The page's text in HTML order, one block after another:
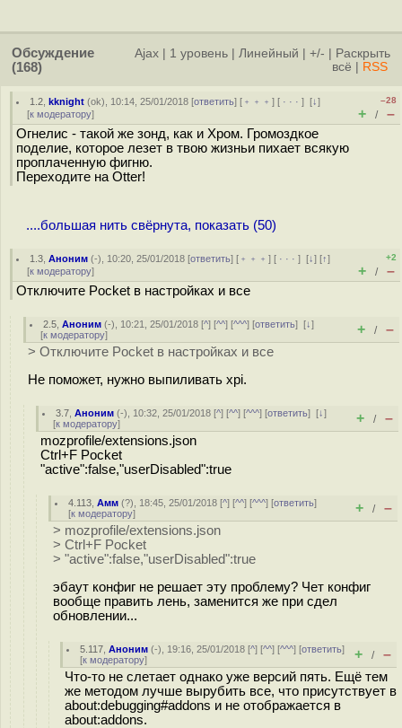
Обсуждение
(168)
Ajax 1 уровень Линейный +/-
Раскрыть
всё
RSS
1.2 ,kknight (ok), 10:14, 25/01/2018 [ответить] [ ﹢﹢﹢] [ · · ·][↓]
[к модератору]
–28
+ / –
Огнелис - такой же зонд, как и Хром. Громоздкое
подeлие, которое лезет в твою жизньи пихает всякую
проплаченную фигню.
Переходите на Otter!
....большая нить свёрнута, показать (50)
1.3 ,Аноним (-), 10:20, 25/01/2018 [ответить] [ ﹢﹢﹢] [ · · ·][↓] [↑]
[к модератору]
+2
+ / –
Отключите Pocket в настройках и все
2.5 ,Аноним (-), 10:21, 25/01/2018 [^] [^^] [^^^] [ответить][↓]
[к модератору] + / –
> Отключите Pocket в настройках и все
Не поможет, нужно выпиливать xpi.
3.7 ,Аноним (-), 10:32, 25/01/2018 [^] [^^] [^^^] [ответить][↓]
[к модератору] + / –
mozprofile/extensions.json
Ctrl+F Pocket
"active":false,"userDisabled":true
4.113 ,Амм (?), 18:45, 25/01/2018 [^] [^^] [^^^] [ответить]
[к модератору] + / –
> mozprofile/extensions.json
> Ctrl+F Pocket
> "active":false,"userDisabled":true
эбаут конфиг не решает эту проблему? Чет конфиг
вообще править лень, заменится же при сдел
обновлении...
5.117 ,Аноним (-), 19:16, 25/01/2018 [^] [^^] [^^^] [ответить]
[к модератору] + / –
Что-то не слетает однако уже версий пять. Ещё тем
же методом лучше вырубить все, что присутствует в
about:debugging#addons и не отображается в
about:addons.